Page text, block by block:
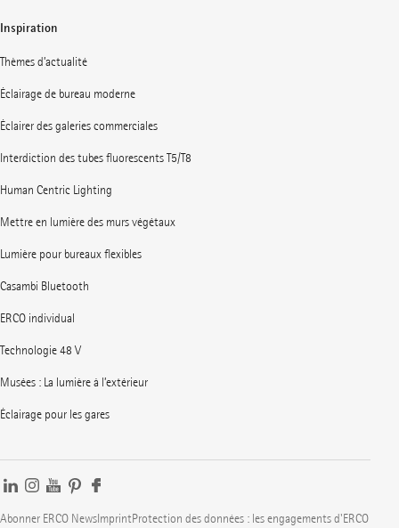
Inspiration
Thèmes d’actualité
Éclairage de bureau moderne
Éclairer des galeries commerciales
Interdiction des tubes fluorescents T5/T8
Human Centric Lighting
Mettre en lumière des murs végétaux
Lumière pour bureaux flexibles
Casambi Bluetooth
ERCO individual
Technologie 48 V
Musées : La lumière à l’extérieur
Éclairage pour les gares
Abonner ERCO NewsImprintProtection des données : les engagements d'ERCO